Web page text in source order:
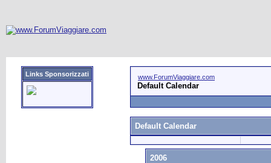
Links Sponsorizzati www.ForumViaggiare.com
Default Calendar
Default Calendar
2006